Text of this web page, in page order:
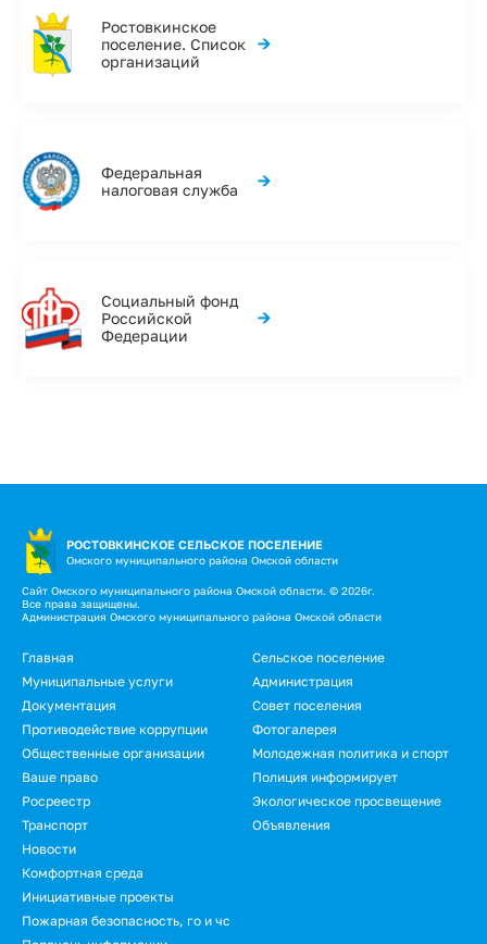
Ростовкинское
поселение. Список
организаций
→
Федеральная
налоговая служба
→
Социальный фонд
Российской
Федерации
→
РОСТОВКИНСКОЕ СЕЛЬСКОЕ ПОСЕЛЕНИЕ
Омского муниципального района Омской области
Сайт Омского муниципального района Омской области. © 2026г.
Все права защищены.
Администрация Омского муниципального района Омской области
Подвал
Главная
Сельское поселение
Муниципальные услуги
Администрация
Документация
Совет поселения
Противодействие коррупции
Фотогалерея
Общественные организации
Молодежная политика и спорт
Ваше право
Полиция информирует
Росреестр
Экологическое просвещение
Транспорт
Объявления
Новости
Подвал.
Дополнительное
Комфортная среда
Инициативные проекты
Пожарная безопасность, го и чс